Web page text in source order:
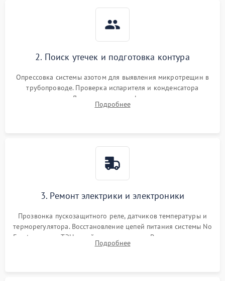
2. Поиск утечек и подготовка контура
Опрессовка системы азотом для выявления микротрещин в
трубопроводе. Проверка испарителя и конденсатора
течеискателем. Демонтаж старого фильтра-осушителя и
продувка капиллярной трубки для устранения засоров.
Подробнее
3. Ремонт электрики и электроники
Прозвонка пускозащитного реле, датчиков температуры и
терморегулятора. Восстановление цепей питания системы No
Frost, включая ТЭН оттайки и вентилятор. Ремонт или замена
платы управления при сбоях алгоритмов.
Подробнее